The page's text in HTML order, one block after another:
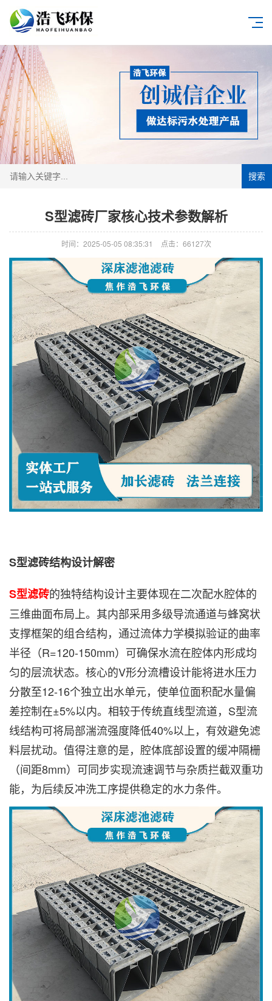
搜索
S型滤砖厂家核心技术参数解析
时间：2025-05-05 08:35:31 点击：66127次
S型滤砖结构设计解密
S型滤砖的独特结构设计主要体现在二次配水腔体的
三维曲面布局上。其内部采用多级导流通道与蜂窝状
支撑框架的组合结构，通过流体力学模拟验证的曲率
半径（R=120-150mm）可确保水流在腔体内形成均
匀的层流状态。核心的V形分流槽设计能将进水压力
分散至12-16个独立出水单元，使单位面积配水量偏
差控制在±5%以内。相较于传统直线型流道，S型流
线结构可将局部湍流强度降低40%以上，有效避免滤
料层扰动。值得注意的是，腔体底部设置的缓冲隔栅
（间距8mm）可同步实现流速调节与杂质拦截双重功
能，为后续反冲洗工序提供稳定的水力条件。